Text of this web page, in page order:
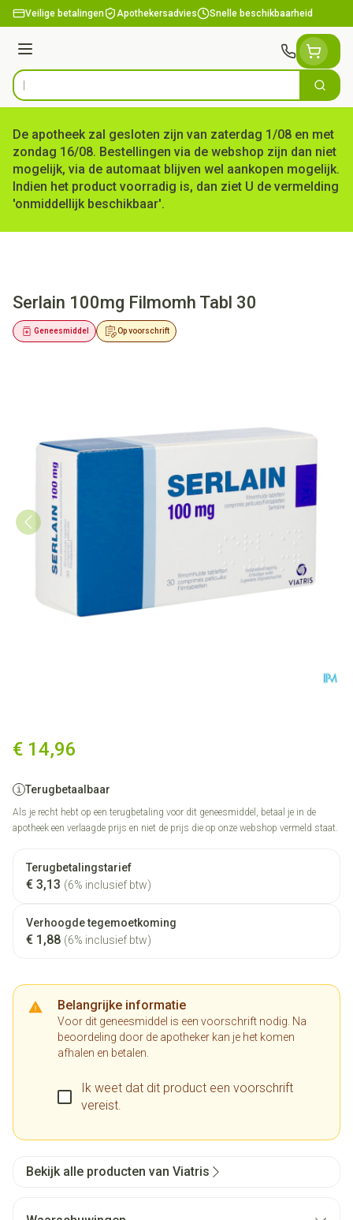
Ga naar de inhoud
Veilige betalingen Apothekersadvies Snelle beschikbaarheid
Menu
Product, merk, categorie... Zoek
De apotheek zal gesloten zijn van zaterdag 1/08 en met
zondag 16/08. Bestellingen via de webshop zijn dan niet
mogelijk, via de automaat blijven wel aankopen mogelijk.
Indien het product voorradig is, dan ziet U de vermelding
'onmiddellijk beschikbaar'.
Serlain 100mg Filmomh Tabl 30
Op voorschrift
Geneesmiddel
€ 14,96
Terugbetaalbaar
Als je recht hebt op een terugbetaling voor dit geneesmiddel, betaal je in de
apotheek een verlaagde prijs en niet de prijs die op onze webshop vermeld staat.
Terugbetalingstarief
€ 3,13 (6% inclusief btw)
Verhoogde tegemoetkoming
€ 1,88 (6% inclusief btw)
Belangrijke informatie
Voor dit geneesmiddel is een voorschrift nodig. Na
beoordeling door de apotheker kan je het komen
afhalen en betalen.
Ik weet dat dit product een voorschrift
vereist.
Bekijk alle producten van Viatris